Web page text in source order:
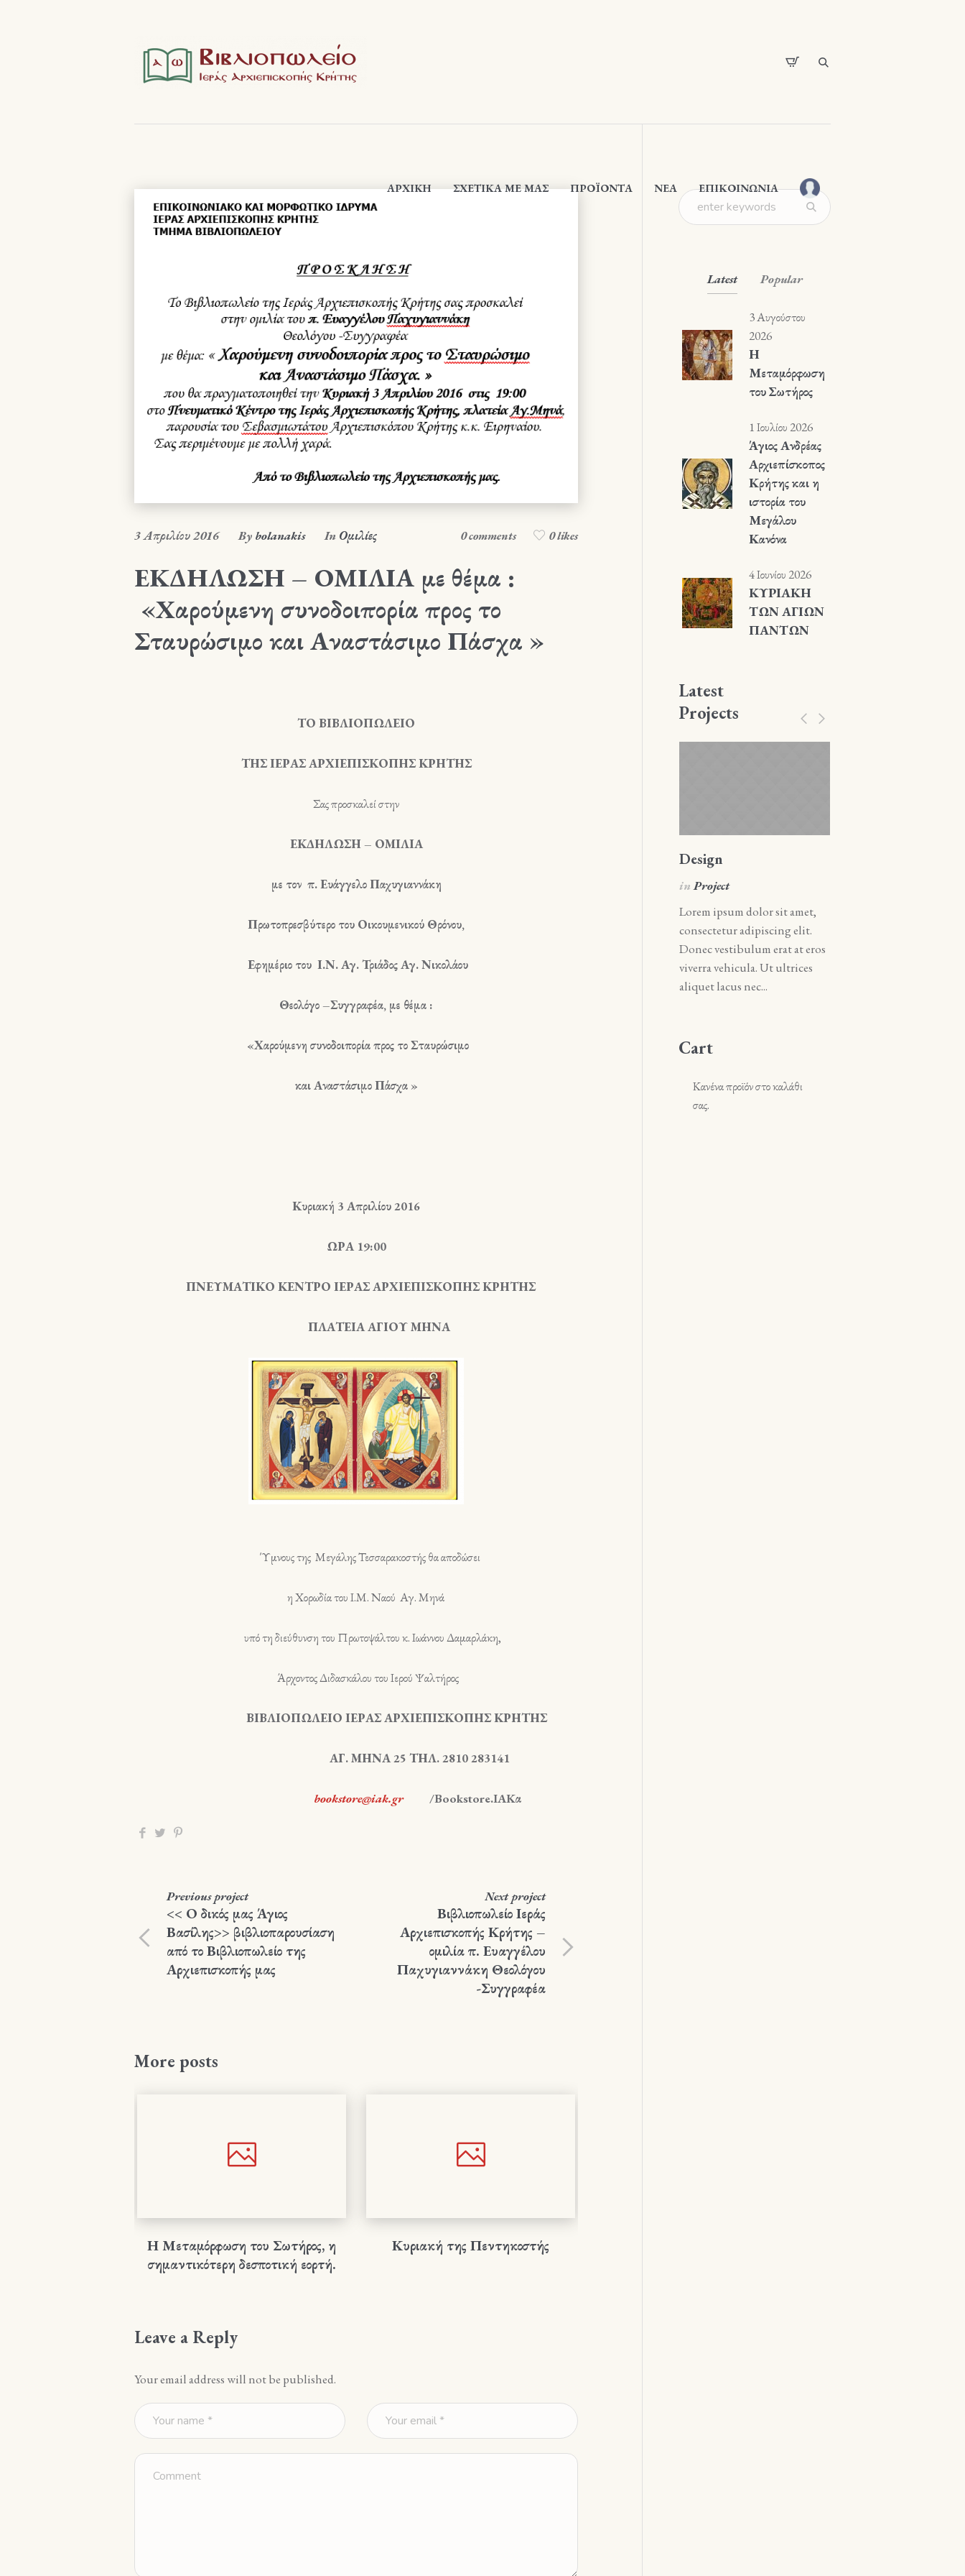
ΑΡΧΙΚΉ ΣΧΕΤΙΚΆ ΜΕ ΜΑΣ ΠΡΟΪΟΝΤΑ ΝΕΑ ΕΠΙΚΟΙΝΩΝΙΑ
3 Απριλίου 2016 By bolanakis In Ομιλίες 0 comments 0 likes
ΕΚΔΗΛΩΣΗ – ΟΜΙΛΙΑ με θέμα :
«Χαρούμενη συνοδοιπορία προς το
Σταυρώσιμο και Αναστάσιμο Πάσχα »
ΤΟ ΒΙΒΛΙΟΠΩΛΕΙΟ
ΤΗΣ ΙΕΡΑΣ ΑΡΧΙΕΠΙΣΚΟΠΗΣ ΚΡΗΤΗΣ
Σας προσκαλεί στην
ΕΚΔΗΛΩΣΗ – ΟΜΙΛΙΑ
με τον π. Ευάγγελο Παχυγιαννάκη
Πρωτοπρεσβύτερο του Οικουμενικού Θρόνου,
Εφημέριο του Ι.Ν. Αγ. Τριάδος Αγ. Νικολάου
Θεολόγο –Συγγραφέα, με θέμα :
«Χαρούμενη συνοδοιπορία προς το Σταυρώσιμο
και Αναστάσιμο Πάσχα »
Κυριακή 3 Απριλίου 2016
ΩΡΑ 19:00
ΠΝΕΥΜΑΤΙΚΟ ΚΕΝΤΡΟ ΙΕΡΑΣ ΑΡΧΙΕΠΙΣΚΟΠΗΣ ΚΡΗΤΗΣ
ΠΛΑΤΕΙΑ ΑΓΙΟΥ ΜΗΝΑ
Ύμνους της Μεγάλης Τεσσαρακοστής θα αποδώσει
η Χορωδία του Ι.Μ. Ναού Αγ. Μηνά
υπό τη διεύθυνση του Πρωτοψάλτου κ. Ιωάννου Δαμαρλάκη,
Άρχοντος Διδασκάλου του Ιερού Ψαλτήρος
ΒΙΒΛΙΟΠΩΛΕΙΟ ΙΕΡΑΣ ΑΡΧΙΕΠΙΣΚΟΠΗΣ ΚΡΗΤΗΣ
ΑΓ. ΜΗΝΑ 25 ΤΗΛ. 2810 283141
bookstore@iak.gr/Bookstore.IAKα
Previousproject
<< Ο δικός μας Άγιος
Βασίλης>> βιβλιοπαρουσίαση
από το Βιβλιοπωλείο της
Αρχιεπισκοπής μας
Nextproject
Βιβλιοπωλείο Ιεράς
Αρχιεπισκοπής Κρήτης –
ομιλία π. Ευαγγέλου
Παχυγιαννάκη Θεολόγου
-Συγγραφέα
More posts
Η Μεταμόρφωση του Σωτήρος, η
σημαντικότερη δεσποτική εορτή.
Κυριακή της Πεντηκοστής
Leave a Reply
Your email address will not be published.
Latest Popular
3 Αυγούστου
2026
Η
Μεταμόρφωση
του Σωτήρος
1 Ιουλίου 2026
Άγιος Ανδρέας
Αρχιεπίσκοπος
Κρήτης και η
ιστορία του
Μεγάλου
Κανόνα
4 Ιουνίου 2026
ΚΥΡΙΑΚΗ
ΤΩΝ ΑΓΙΩΝ
ΠΑΝΤΩΝ
Latest
Projects
Design
inProject
Lorem ipsum dolor sit amet,
consectetur adipiscing elit.
Donec vestibulum erat at eros
viverra vehicula. Ut ultrices
aliquet lacus nec...
Cart
Κανένα προϊόν στο καλάθι
σας.